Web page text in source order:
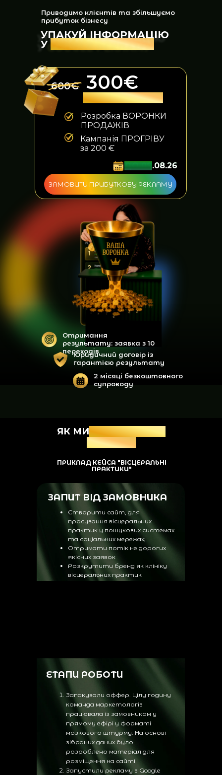
УПАКУЙ ІНФОРМАЦІЮ
У GOOGLE РЕКЛАМУ
УПАКУЙ ІНФОРМАЦІЮ
У GOOGLE РЕКЛАМУ
Кампанія ПРОГРІВУ
за 200 €
Розробка ВОРОНКИ
ПРОДАЖІВ
600€ 300€
+ 2 ПОДАРУНКА
ЗАМОВИТИ ПРИБУТКОВУ РЕКЛАМУ
ДО 09.08.26
Приводимо клієнтів та збільшуємо
прибуток бізнесу
Отримання
результату: заявка з 10
переходів
Юридичний договір із
гарантією результату
2 місяці безкоштовного
супроводу
ЯК МИ НАЛАШТУЄМО
РЕКЛАМУ
ПРИКЛАД КЕЙСА "ВІСЦЕРАЛЬНІ
ПРАКТИКИ"
Створити сайт, для
просування вісцеральних
практик у пошукових системах
та соціальних мережах;
Отримати потік не дорогих
якісних заявок
Розкрутити бренд як клініку
вісцеральних практик
ЗАПИТ ВІД ЗАМОВНИКА
Запакували оффер. Цілу годину
команда маркетологів
працювала із замовником у
прямому ефірі у форматі
мозкового штурму. На основі
зібраних даних було
розроблено матеріал для
розміщення на сайті
Запустили рекламу в Google
ЕТАПИ РОБОТИ